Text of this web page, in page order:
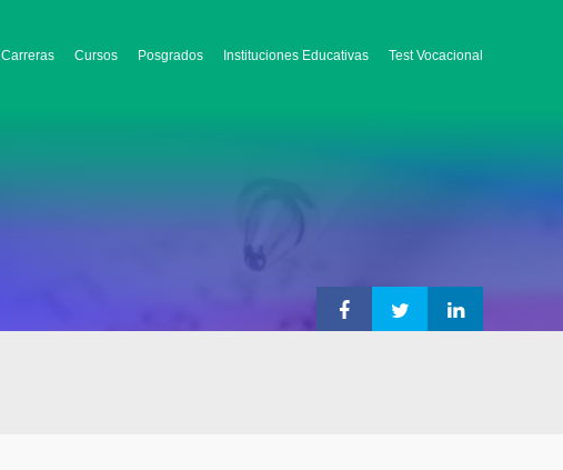
Carreras Cursos Posgrados Instituciones Educativas Test Vocacional